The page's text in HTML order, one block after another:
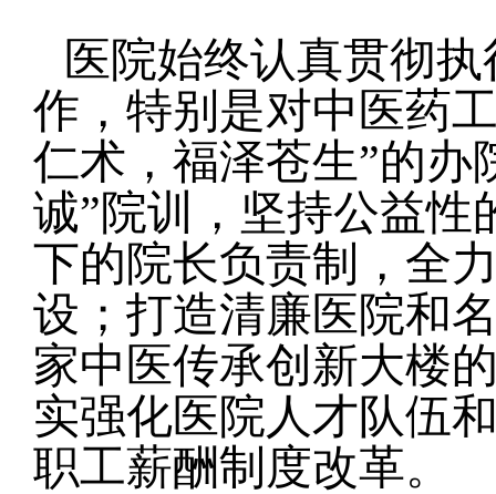
医院始终认真贯彻
作，特别是对中医药
仁术，福泽苍生”的办
诚”院训，坚持公益性
下的院长负责制，全
设；打造清廉医院和
家中医传承创新大楼
实强化医院人才队伍
职工薪酬制度改革。